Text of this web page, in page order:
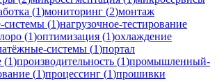
(1)мониторинг (2)монтаж
системы (1)нагрузочное-тестирование
(1)оптимизация (1)охлаждение
системы (1)портал
(1)производительность (1)промышленный-
(1)процессинг (1)прошивки